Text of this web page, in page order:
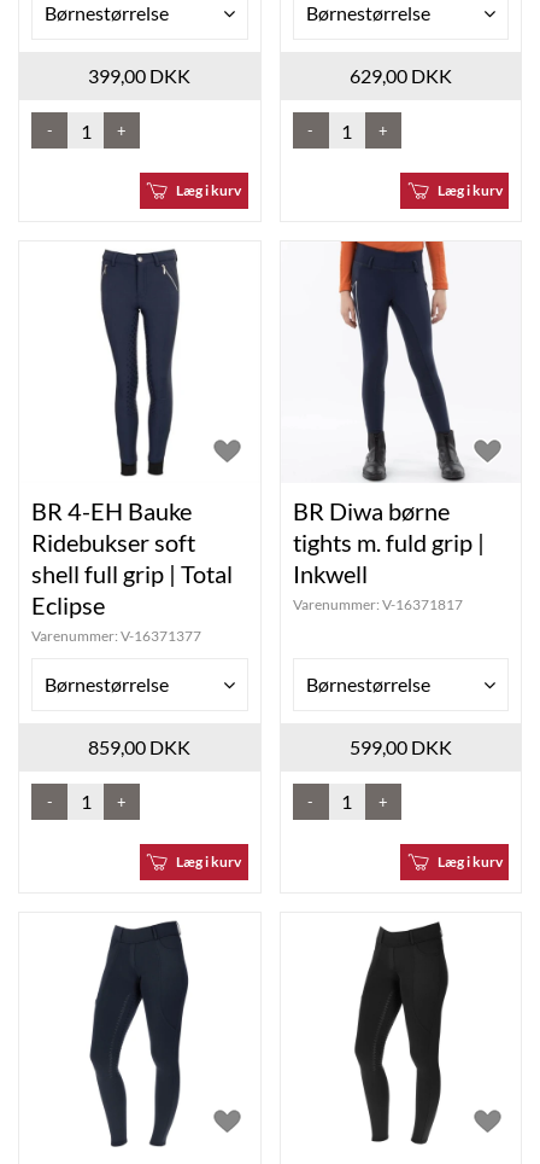
Børnestørrelse
399,00 DKK
- +
Læg i kurv
Børnestørrelse
629,00 DKK
- +
Læg i kurv
BR 4-EH Bauke
Ridebukser soft
shell full grip | Total
Eclipse
Varenummer: V-16371377
Børnestørrelse
859,00 DKK
- +
Læg i kurv
BR Diwa børne
tights m. fuld grip |
Inkwell
Varenummer: V-16371817
Børnestørrelse
599,00 DKK
- +
Læg i kurv